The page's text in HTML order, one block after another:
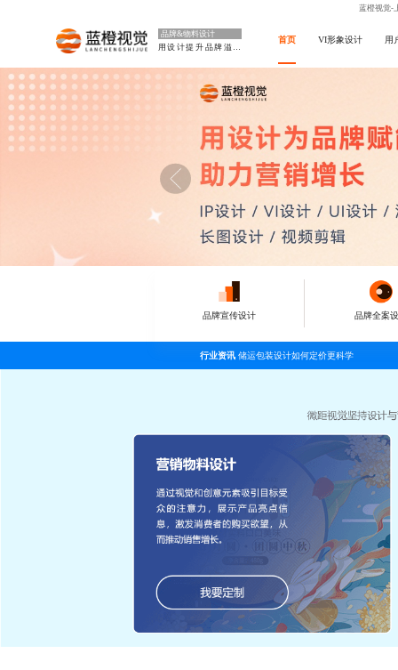
蓝橙视觉-
品牌&物料设计
用设计提升品牌溢价
首页 VI形象设计 用
品牌宣传设计 品牌全案
行业资讯 储运包装设计如何定价更科学